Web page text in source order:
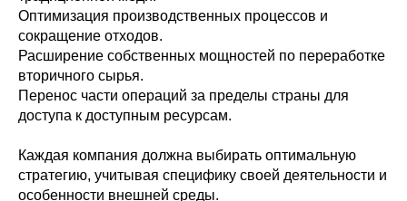
Оптимизация производственных процессов и
сокращение отходов.
Расширение собственных мощностей по переработке
вторичного сырья.
Перенос части операций за пределы страны для
доступа к доступным ресурсам.
Каждая компания должна выбирать оптимальную
стратегию, учитывая специфику своей деятельности и
особенности внешней среды.